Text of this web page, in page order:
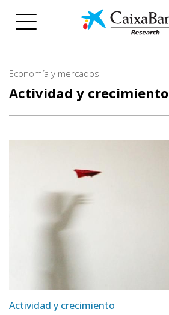
Economía y mercados
Actividad y crecimiento
Actividad y crecimiento